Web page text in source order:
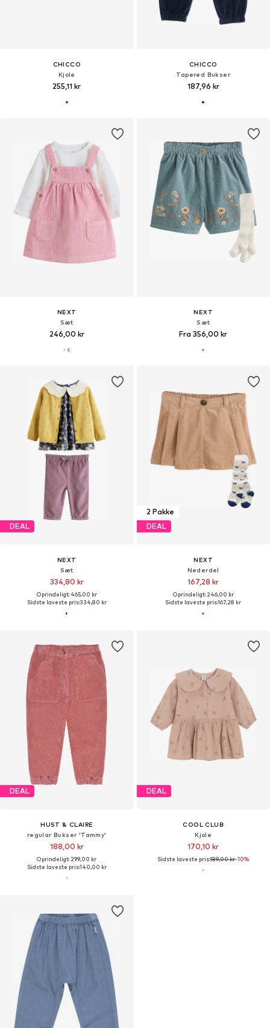
CHICCO
Kjole
255,11 kr
CHICCO
Tapered Bukser
187,96 kr
NEXT
Sæt
246,00 kr
NEXT
Sæt
Fra 356,00 kr
DEAL
NEXT
Sæt
334,80 kr
Oprindeligt: 465,00 kr
Sidste laveste pris:334,80 kr
2 Pakke
DEAL
NEXT
Nederdel
167,28 kr
Oprindeligt: 246,00 kr
Sidste laveste pris:167,28 kr
DEAL
HUST & CLAIRE
regular Bukser 'Tammy'
188,00 kr
Oprindeligt: 299,00 kr
Sidste laveste pris:140,00 kr
DEAL
COOL CLUB
Kjole
170,10 kr
Sidste laveste pris:189,00 kr-10%